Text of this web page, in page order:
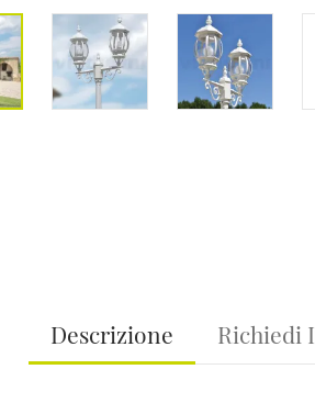
Descrizione Richiedi